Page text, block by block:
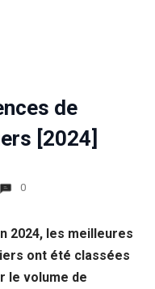
de
[2024]
0
2024, les meilleures
ont été classées
le volume de